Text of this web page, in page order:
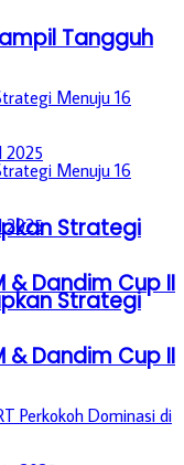
Strategi
& Dandim Cup II
Tangguh
Strategi
& Dandim Cup II